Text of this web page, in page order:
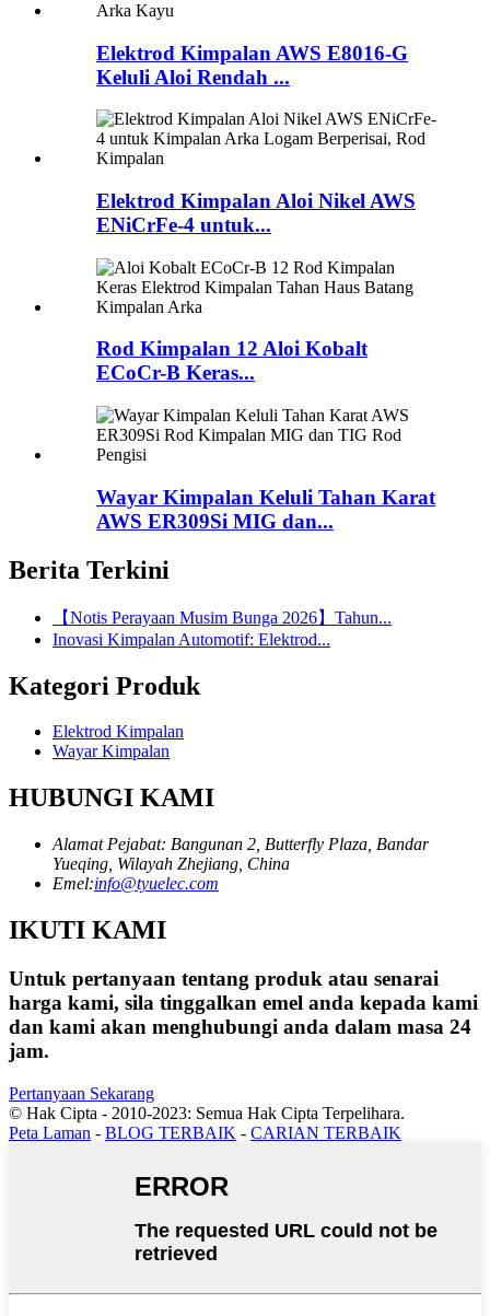
Elektrod Kimpalan AWS E8016-G
Keluli Aloi Rendah ...
Elektrod Kimpalan Aloi Nikel AWS
ENiCrFe-4 untuk...
Rod Kimpalan 12 Aloi Kobalt
ECoCr-B Keras...
Wayar Kimpalan Keluli Tahan Karat
AWS ER309Si MIG dan...
Berita Terkini
【Notis Perayaan Musim Bunga 2026】Tahun...
Inovasi Kimpalan Automotif: Elektrod...
Kategori Produk
Elektrod Kimpalan
Wayar Kimpalan
HUBUNGI KAMI
Alamat Pejabat: Bangunan 2, Butterfly Plaza, Bandar
Yueqing, Wilayah Zhejiang, China
Emel:info@tyuelec.com
IKUTI KAMI
Untuk pertanyaan tentang produk atau senarai
harga kami, sila tinggalkan emel anda kepada kami
dan kami akan menghubungi anda dalam masa 24
jam.
Pertanyaan Sekarang
© Hak Cipta - 2010-2023: Semua Hak Cipta Terpelihara.
Peta Laman - BLOG TERBAIK - CARIAN TERBAIK